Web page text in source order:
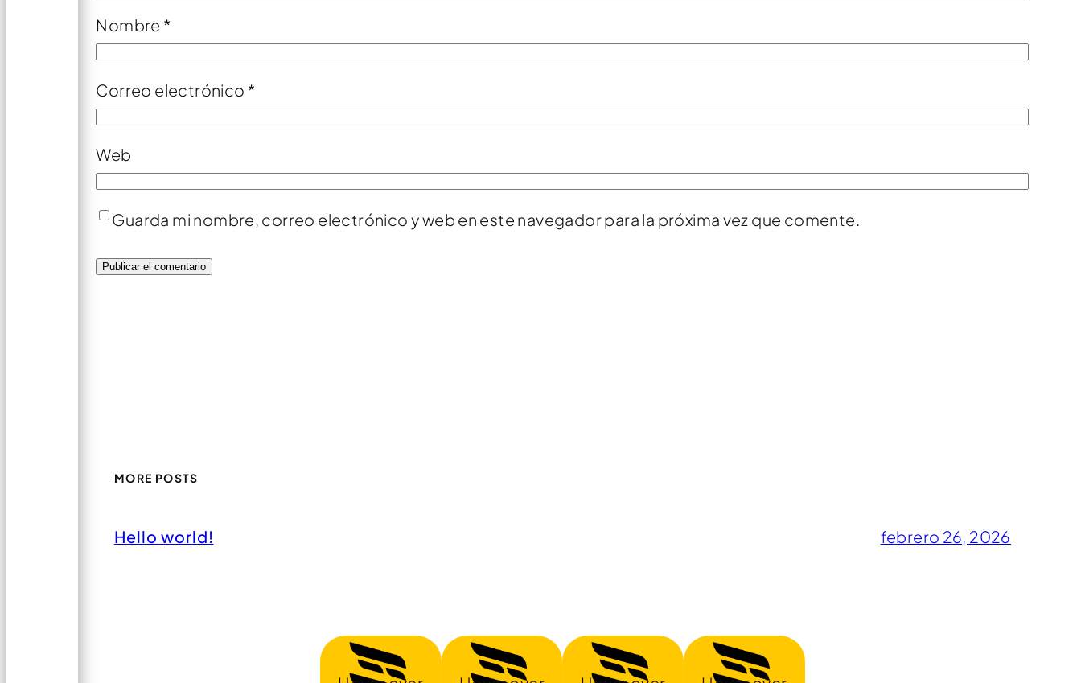
Nombre *
Correo electrónico *
Web
Guarda mi nombre, correo electrónico y web en este navegador para la próxima vez que comente.
MORE POSTS
Hello world! febrero 26, 2026